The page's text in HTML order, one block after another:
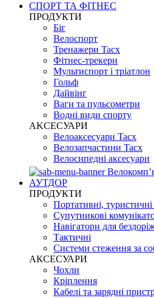
СПОРТ ТА ФІТНЕС
ПРОДУКТИ
Біг
Велоспорт
Тренажери Tacx
Фітнес-трекери
Мультиспорт і тріатлон
Гольф
Дайвінг
Ваги та пульсометри
Водні види спорту
AKCЕСУАРИ
Велоаксесуари Tacx
Велозапчастини Tacx
Велосипедні аксесуари
АУТДОР
ПРОДУКТИ
Портативні,
Супутникові
Навігатори для
Тактичні
Системи стеження за
АКСЕСУАРИ
Чохли
Кріплення
Кабелі та зарядні